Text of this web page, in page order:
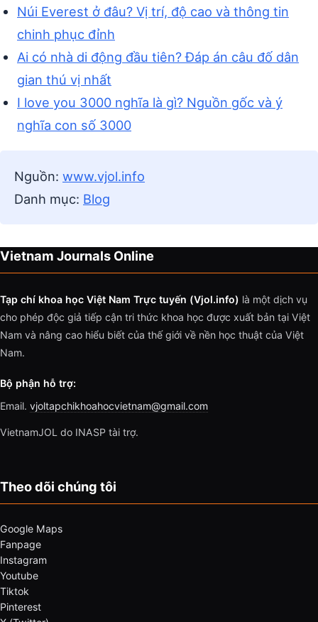
Núi Everest ở đâu? Vị trí, độ cao và thông tin
chinh phục đỉnh
Ai có nhà di động đầu tiên? Đáp án câu đố dân
gian thú vị nhất
I love you 3000 nghĩa là gì? Nguồn gốc và ý
nghĩa con số 3000
Nguồn: www.vjol.info
Danh mục: Blog
Vietnam Journals Online
Tạp chí khoa học Việt Nam Trực tuyến (Vjol.info) là một dịch vụ
cho phép độc giả tiếp cận tri thức khoa học được xuất bản tại Việt
Nam và nâng cao hiểu biết của thế giới về nền học thuật của Việt
Nam.
Bộ phận hỗ trợ:
Email. vjoltapchikhoahocvietnam@gmail.com
VietnamJOL do INASP tài trợ.
Theo dõi chúng tôi
Google Maps
Fanpage
Instagram
Youtube
Tiktok
Pinterest